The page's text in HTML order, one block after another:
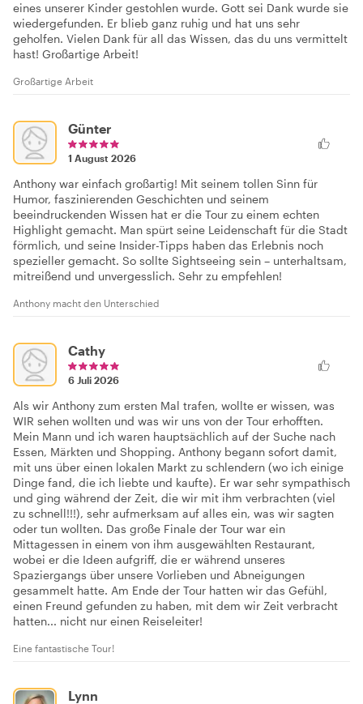
eines unserer Kinder gestohlen wurde. Gott sei Dank wurde sie
wiedergefunden. Er blieb ganz ruhig und hat uns sehr
geholfen. Vielen Dank für all das Wissen, das du uns vermittelt
hast! Großartige Arbeit!
Großartige Arbeit
Günter
1 August 2026
Anthony war einfach großartig! Mit seinem tollen Sinn für
Humor, faszinierenden Geschichten und seinem
beeindruckenden Wissen hat er die Tour zu einem echten
Highlight gemacht. Man spürt seine Leidenschaft für die Stadt
förmlich, und seine Insider-Tipps haben das Erlebnis noch
spezieller gemacht. So sollte Sightseeing sein – unterhaltsam,
mitreißend und unvergesslich. Sehr zu empfehlen!
Anthony macht den Unterschied
Cathy
6 Juli 2026
Als wir Anthony zum ersten Mal trafen, wollte er wissen, was
WIR sehen wollten und was wir uns von der Tour erhofften.
Mein Mann und ich waren hauptsächlich auf der Suche nach
Essen, Märkten und Shopping. Anthony begann sofort damit,
mit uns über einen lokalen Markt zu schlendern (wo ich einige
Dinge fand, die ich liebte und kaufte). Er war sehr sympathisch
und ging während der Zeit, die wir mit ihm verbrachten (viel
zu schnell!!!), sehr aufmerksam auf alles ein, was wir sagten
oder tun wollten. Das große Finale der Tour war ein
Mittagessen in einem von ihm ausgewählten Restaurant,
wobei er die Ideen aufgriff, die er während unseres
Spaziergangs über unsere Vorlieben und Abneigungen
gesammelt hatte. Am Ende der Tour hatten wir das Gefühl,
einen Freund gefunden zu haben, mit dem wir Zeit verbracht
hatten... nicht nur einen Reiseleiter!
Eine fantastische Tour!
Lynn